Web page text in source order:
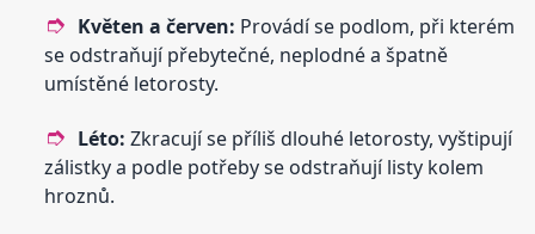
Květen a červen: Provádí se podlom, při kterém
se odstraňují přebytečné, neplodné a špatně
umístěné letorosty.
Léto: Zkracují se příliš dlouhé letorosty, vyštipují
zálistky a podle potřeby se odstraňují listy kolem
hroznů.